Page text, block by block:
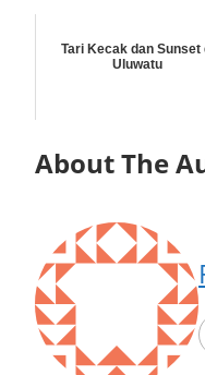
Tari Kecak dan Sunset
Uluwatu
About The